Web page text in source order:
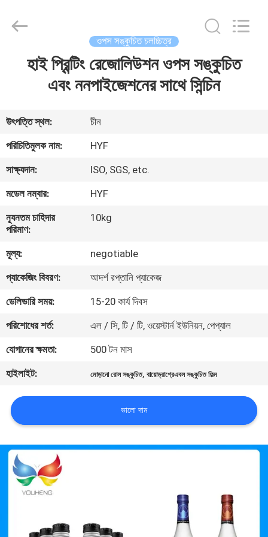
ভিডিও
আমাদের
সম্পর্কে
ভ্রমণ
মান
নিয়ন্ত্রণ
যোগাযোগ
করুন
খবর
উদ্ধৃতির
জন্য
আবেদন
ওপস সঙ্কুচিত চলচ্চিত্র
হাই প্রিন্টিং রেজোলিউশন ওপস সঙ্কুচিত
এবং ননপাইজেশনের সাথে সিন্চিন
উৎপত্তি স্থল:
চীন
পরিচিতিমুলক নাম:
HYF
সাক্ষ্যদান:
ISO, SGS, etc.
মডেল নম্বার:
HYF
ন্যূনতম চাহিদার
পরিমাণ:
10kg
মূল্য:
negotiable
প্যাকেজিং বিবরণ:
আদর্শ রপ্তানি প্যাকেজ
ডেলিভারি সময়:
15-20 কার্য দিবস
পরিশোধের শর্ত:
এল / সি, টি / টি, ওয়েস্টার্ন ইউনিয়ন, পেপ্যাল
যোগানের ক্ষমতা:
500 টন মাস
হাইলাইট:
মোড়ানো রোল সঙ্কুচিত,বায়োড্রাগ্রেএবল সঙ্কুচিত ফিল্ম
ভালো দাম